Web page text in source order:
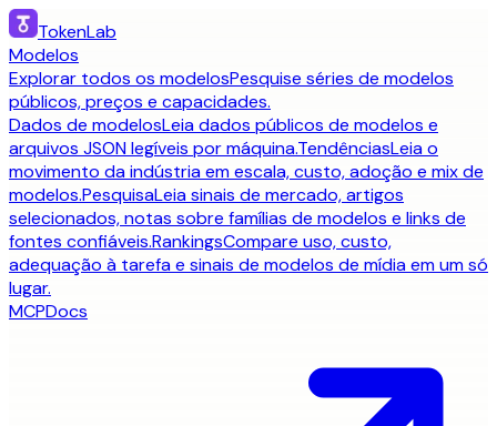
TokenLab
Modelos
Explorar todos os modelosPesquise séries de modelos
públicos, preços e capacidades.
Dados de modelosLeia dados públicos de modelos e
arquivos JSON legíveis por máquina.TendênciasLeia o
movimento da indústria em escala, custo, adoção e mix de
modelos.PesquisaLeia sinais de mercado, artigos
selecionados, notas sobre famílias de modelos e links de
fontes confiáveis.RankingsCompare uso, custo,
adequação à tarefa e sinais de modelos de mídia em um só
lugar.
MCPDocs